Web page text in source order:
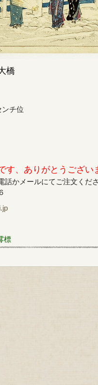
橋
チ位
す、ありがとうござい
かメールにてご注文くださ
標